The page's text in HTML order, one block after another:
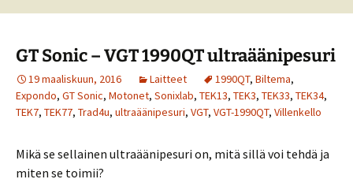
GT Sonic – VGT 1990QT ultraäänipesuri
19 maaliskuun, 2016 Laitteet 1990QT, Biltema,
Expondo, GT Sonic, Motonet, Sonixlab, TEK13, TEK3, TEK33, TEK34,
TEK7, TEK77, Trad4u, ultraäänipesuri, VGT, VGT-1990QT, Villenkello
Mikä se sellainen ultraäänipesuri on, mitä sillä voi tehdä ja
miten se toimii?